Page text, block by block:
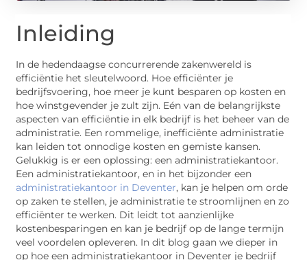
Inleiding
In de hedendaagse concurrerende zakenwereld is
efficiëntie het sleutelwoord. Hoe efficiënter je
bedrijfsvoering, hoe meer je kunt besparen op kosten en
hoe winstgevender je zult zijn. Eén van de belangrijkste
aspecten van efficiëntie in elk bedrijf is het beheer van de
administratie. Een rommelige, inefficiënte administratie
kan leiden tot onnodige kosten en gemiste kansen.
Gelukkig is er een oplossing: een administratiekantoor.
Een administratiekantoor, en in het bijzonder een
administratiekantoor in Deventer, kan je helpen om orde
op zaken te stellen, je administratie te stroomlijnen en zo
efficiënter te werken. Dit leidt tot aanzienlijke
kostenbesparingen en kan je bedrijf op de lange termijn
veel voordelen opleveren. In dit blog gaan we dieper in
op hoe een administratiekantoor in Deventer je bedrijf